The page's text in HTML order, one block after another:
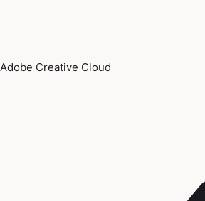
Adobe Creative Cloud